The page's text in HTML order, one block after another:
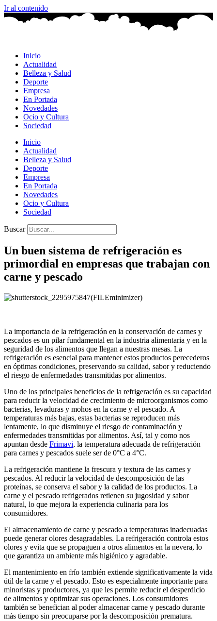
Ir al contenido
Inicio
Actualidad
Belleza y Salud
Deporte
Empresa
En Portada
Novedades
Ocio y Cultura
Sociedad
Inicio
Actualidad
Belleza y Salud
Deporte
Empresa
En Portada
Novedades
Ocio y Cultura
Sociedad
Buscar
Un buen sistema de refrigeración es
primordial en empresas que trabajan con
carne y pescado
La importancia de la refrigeración en la conservación de carnes y
pescados es un pilar fundamental en la industria alimentaria y en la
seguridad de los alimentos que llegan a nuestras mesas. La
refrigeración es esencial para mantener estos productos perecederos
en óptimas condiciones, preservando su calidad, sabor y reduciendo
el riesgo de enfermedades transmitidas por alimentos.
Uno de los principales beneficios de la refrigeración es su capacidad
para reducir la velocidad de crecimiento de microorganismos como
bacterias, levaduras y mohos en la carne y el pescado. A
temperaturas más bajas, estas bacterias se reproducen más
lentamente, lo que disminuye el riesgo de contaminación y
enfermedades transmitidas por alimentos. Así, tal y como nos
apuntan desde Frimavi, la temperatura adecuada de refrigeración
para carnes y pescados suele ser de 0°C a 4°C.
La refrigeración mantiene la frescura y textura de las carnes y
pescados. Al reducir la velocidad de descomposición de las
proteínas, se conserva el sabor y la calidad de los productos. La
carne y el pescado refrigerados retienen su jugosidad y sabor
natural, lo que mejora la experiencia culinaria para los
consumidores.
El almacenamiento de carne y pescado a temperaturas inadecuadas
puede generar olores desagradables. La refrigeración controla estos
olores y evita que se propaguen a otros alimentos en la nevera, lo
que garantiza un ambiente más higiénico y agradable.
El mantenimiento en frío también extiende significativamente la vida
útil de la carne y el pescado. Esto es especialmente importante para
minoristas y productores, ya que les permite reducir el desperdicio
de alimentos y optimizar sus operaciones. Los consumidores
también se benefician al poder almacenar carne y pescado durante
más tiempo sin preocuparse por la descomposición prematura.